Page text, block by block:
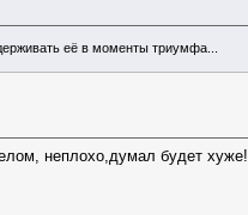
её в моменты триумфа...
неплохо,думал будет хуже!